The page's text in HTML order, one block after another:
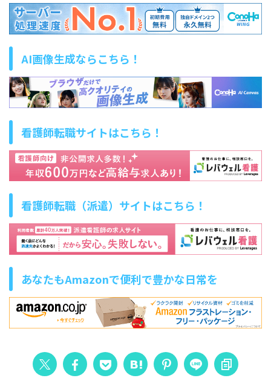
AI画像生成ならこちら！
看護師転職サイトはこちら！
看護師転職（派遣）サイトはこちら！
あなたもAmazonで便利で豊かな日常を